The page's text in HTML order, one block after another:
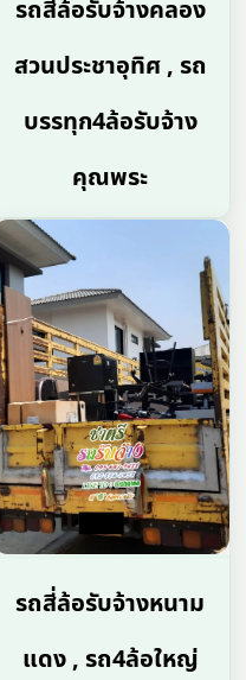
รถสี่ล้อรับจ้างคลอง
สวนประชาอุทิศ , รถ
บรรทุก4ล้อรับจ้าง
คุณพระ
รถสี่ล้อรับจ้างหนาม
แดง , รถ4ล้อใหญ่